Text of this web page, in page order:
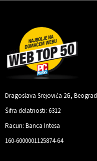
Dragoslava Srejovića 2G, Beograd
Šifra delatnosti: 6312
Racun: Banca Intesa
160-6000001125874-64